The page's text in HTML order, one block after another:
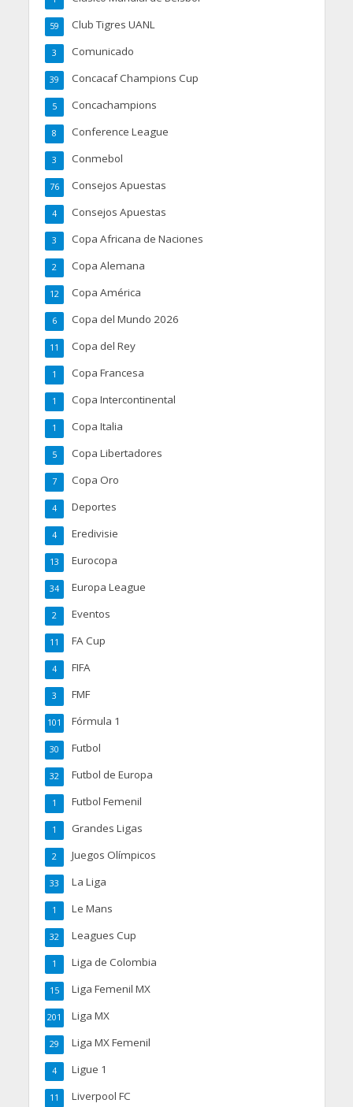
Club Tigres UANL
59
Comunicado
3
Concacaf Champions Cup
39
Concachampions
5
Conference League
8
Conmebol
3
Consejos Apuestas
76
Consejos Apuestas
4
Copa Africana de Naciones
3
Copa Alemana
2
Copa América
12
Copa del Mundo 2026
6
Copa del Rey
11
Copa Francesa
1
Copa Intercontinental
1
Copa Italia
1
Copa Libertadores
5
Copa Oro
7
Deportes
4
Eredivisie
4
Eurocopa
13
Europa League
34
Eventos
2
FA Cup
11
FIFA
4
FMF
3
Fórmula 1
101
Futbol
30
Futbol de Europa
32
Futbol Femenil
1
Grandes Ligas
1
Juegos Olímpicos
2
La Liga
33
Le Mans
1
Leagues Cup
32
Liga de Colombia
1
Liga Femenil MX
15
Liga MX
201
Liga MX Femenil
29
Ligue 1
4
Liverpool FC
11